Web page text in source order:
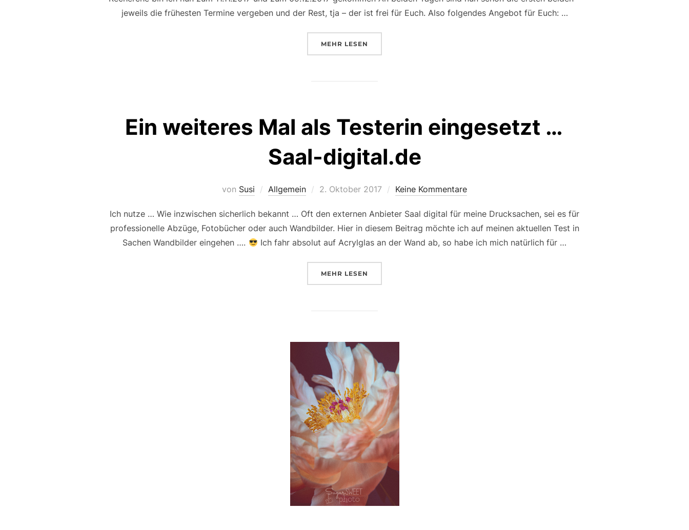
jeweils die frühesten Termine vergeben und der Rest, tja – der ist frei für Euch. Also folgendes Angebot für Euch: …
MEHR ÜBER „+ + + ACHTUNG + + + MINISHOOTINGTAGE + + +“
LESEN
Ein weiteres Mal als Testerin eingesetzt …
Saal-digital.de
von Susi Allgemein
Veröffentlicht
2. Oktober 2017 Keine Kommentare
Ich nutze … Wie inzwischen sicherlich bekannt … Oft den externen Anbieter Saal digital für meine Drucksachen, sei es für
professionelle Abzüge, Fotobücher oder auch Wandbilder. Hier in diesem Beitrag möchte ich auf meinen aktuellen Test in
Sachen Wandbilder eingehen ….
Ich fahr absolut auf Acrylglas an der Wand ab, so habe ich mich natürlich für …
MEHR ÜBER „EIN WEITERES MAL ALS TESTERIN EINGESETZT … SAAL-DIGITAL.DE“
LESEN